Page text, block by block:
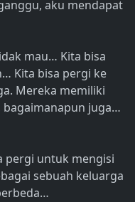
aku mendapat
mau… Kita bisa
Kita bisa pergi ke
Mereka memiliki
juga…
pergi untuk mengisi
sebuah keluarga